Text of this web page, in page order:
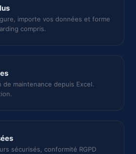
importe vos données et forme
compris.
de maintenance depuis Excel.
sécurisés, conformité RGPD